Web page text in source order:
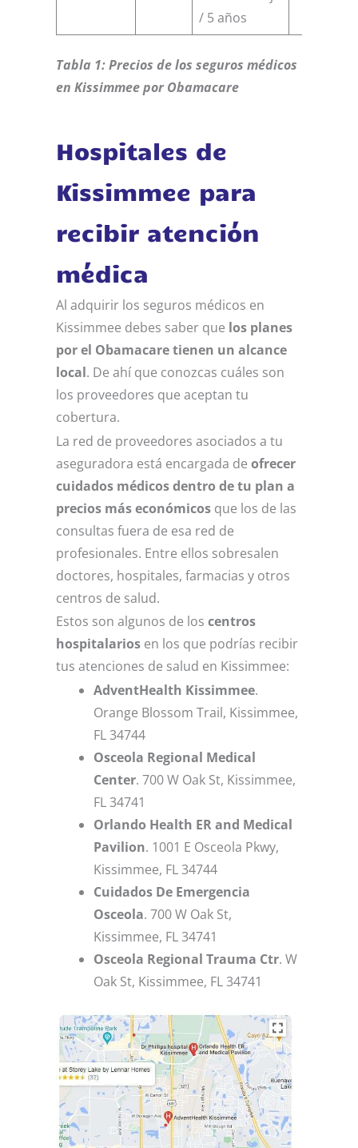
/ 5 años
Tabla 1: Precios de los seguros médicos
en Kissimmee por Obamacare
Hospitales de
Kissimmee para
recibir atención
médica
Al adquirir los seguros médicos en
Kissimmee debes saber que los planes
por el Obamacare tienen un alcance
local. De ahí que conozcas cuáles son
los proveedores que aceptan tu
cobertura.
La red de proveedores asociados a tu
aseguradora está encargada de ofrecer
cuidados médicos dentro de tu plan a
precios más económicos que los de las
consultas fuera de esa red de
profesionales. Entre ellos sobresalen
doctores, hospitales, farmacias y otros
centros de salud.
Estos son algunos de los centros
hospitalarios en los que podrías recibir
tus atenciones de salud en Kissimmee:
AdventHealth Kissimmee.
Orange Blossom Trail, Kissimmee,
FL 34744
Osceola Regional Medical
Center. 700 W Oak St, Kissimmee,
FL 34741
Orlando Health ER and Medical
Pavilion. 1001 E Osceola Pkwy,
Kissimmee, FL 34744
Cuidados De Emergencia
Osceola. 700 W Oak St,
Kissimmee, FL 34741
Osceola Regional Trauma Ctr. W
Oak St, Kissimmee, FL 34741